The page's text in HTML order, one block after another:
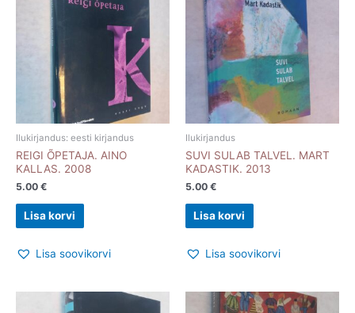
Ilukirjandus: eesti kirjandus
REIGI ÕPETAJA. AINO
KALLAS. 2008
5.00 €
Lisa korvi
Lisa soovikorvi
Ilukirjandus
SUVI SULAB TALVEL. MART
KADASTIK. 2013
5.00 €
Lisa korvi
Lisa soovikorvi